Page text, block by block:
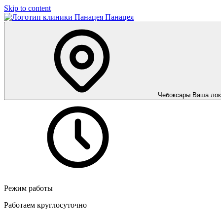
Skip to content
Панацея
Чебоксары Ваша
Режим работы
Работаем круглосуточно